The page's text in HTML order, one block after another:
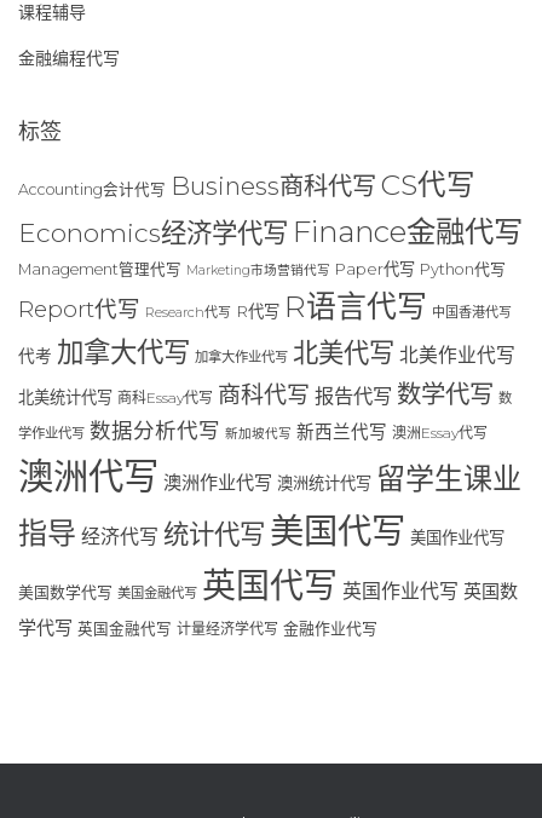
课程辅导
金融编程代写
标签
Accounting会计代写 Business商科代写 CS代写
Economics经济学代写 Finance金融代写
Management管理代写 Marketing市场营销代写 Paper代写 Python代写
Report代写 Research代写 R代写 R语言代写 中国香港代写
代考 加拿大代写 加拿大作业代写 北美代写 北美作业代写
北美统计代写 商科Essay代写 商科代写 报告代写 数学代写 数
学作业代写 数据分析代写 新加坡代写 新西兰代写 澳洲Essay代写
澳洲代写 澳洲作业代写 澳洲统计代写 留学生课业
指导 经济代写 统计代写 美国代写 美国作业代写
美国数学代写 美国金融代写 英国代写 英国作业代写 英国数
学代写 英国金融代写 计量经济学代写 金融作业代写